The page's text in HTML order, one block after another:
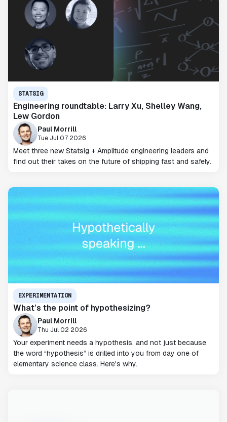
STATSIG
Engineering roundtable: Larry Xu, Shelley Wang,
Lew Gordon
Paul Morrill
Tue Jul 07 2026
Meet three new Statsig + Amplitude engineering leaders and
find out their takes on the future of shipping fast and safely.
EXPERIMENTATION
What’s the point of hypothesizing?
Paul Morrill
Thu Jul 02 2026
Your experiment needs a hypothesis, and not just because
the word “hypothesis” is drilled into you from day one of
elementary science class. Here's why.